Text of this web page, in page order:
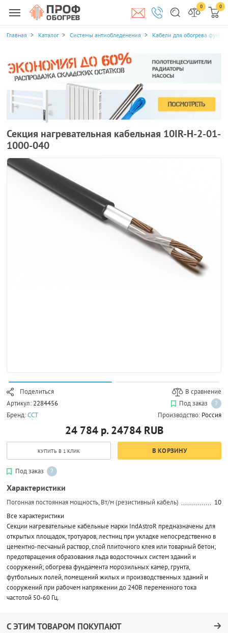
0 0
Главная Каталог Системы антиобледенения Кабели для обогрева
Секция нагревательная кабельная 10IR-H-2-01-
1000-040
Поделиться
В сравнение
Артикул: 2284456 Под заказ
?
Бренд:ССТ Производство: Россия
24 784 р. 24784 RUB
КУПИТЬ В 1 КЛИК В КОРЗИНУ
Под заказ ?
Характеристики
Погонная постоянная мощность, Вт/м (резистивный кабель)
10
Все характеристики
Секции нагревательные кабельные марки IndAstroR предназначены для
открытых площадок, тротуаров, лестниц при укладке непосредственно в
цементно-песчаный раствор, слой плиточного клея или товарный бетон;
предотвращения образования льда водосточных систем зданий и
сооружений; обогрева фундамента морозильных камер, грунта,
футбольных полей, помещений жилых и производственных зданий и
сооружений при рабочем напряжении до 240В переменного тока
частотой 50-60 Гц.
С ЭТИМ ТОВАРОМ ПОКУПАЮТ